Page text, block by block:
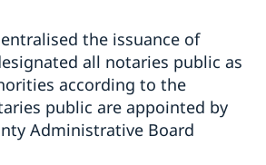
företag
svenska företag
the issuance of
all notaries public as
according to the
public are appointed by
Administrative Board